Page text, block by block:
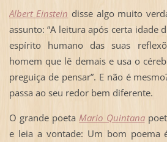
Albert Einstein disse algo muito
assunto: “A leitura após certa idade
espírito humano das suas
homem que lê demais e usa o
preguiça de pensar”. E não é
passa ao seu redor bem diferente.
O grande poeta Mario Quintana
e leia a vontade: Um bom poema